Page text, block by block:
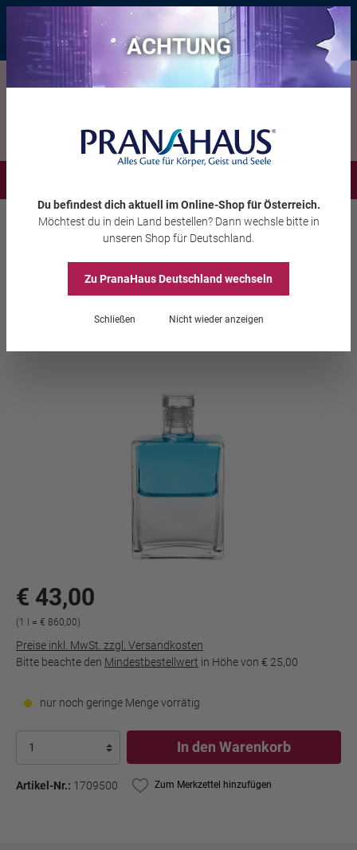
Bis zu 20 € Rabatt* mit dem Vorteils-Codeeintauchen , gültig bis
11.08.2026
Aura-Soma® Equilibrium
Equilibrium B85 „Titania“
€ 43,00
(1 l = € 860,00)
Preise inkl. MwSt. zzgl. Versandkosten
Bitte beachte den Mindestbestellwert in Höhe von € 25,00
nur noch geringe Menge vorrätig
In den Warenkorb
Artikel-Nr.: 1709500 Zum Merkzettel hinzufügen
ACHTUNG
Du befindest dich aktuell im Online-Shopfür Österreich.
Möchtest du in dein Land bestellen? Dann wechsle bitte in
unseren Shop für Deutschland
Zu PranaHausDeutschland wechseln
Schließen Nicht wieder anzeigen